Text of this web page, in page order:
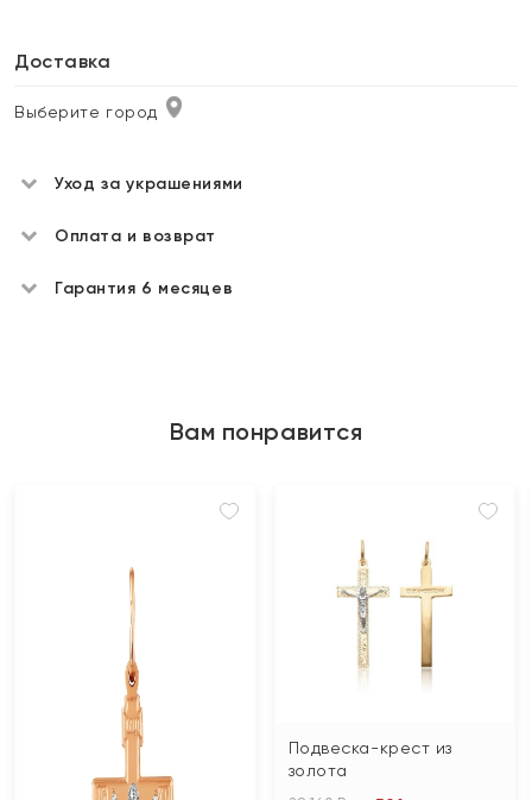
Доставка
Выберите город
Уход за украшениями
Оплата и возврат
Гарантия 6 месяцев
Вам понравится
Подвеска-крест из
золота